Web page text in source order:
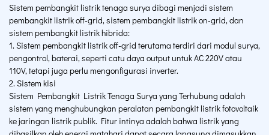
Sistem pembangkit listrik tenaga surya dibagi menjadi sistem
pembangkit listrik off-grid, sistem pembangkit listrik on-grid, dan
sistem pembangkit listrik hibrida:
1. Sistem pembangkit listrik off-grid terutama terdiri dari modul surya,
pengontrol, baterai, seperti catu daya output untuk AC 220V atau
110V, tetapi juga perlu mengonfigurasi inverter.
2. Sistem kisi
Sistem Pembangkit Listrik Tenaga Surya yang Terhubung adalah
sistem yang menghubungkan peralatan pembangkit listrik fotovoltaik
ke jaringan listrik publik. Fitur intinya adalah bahwa listrik yang